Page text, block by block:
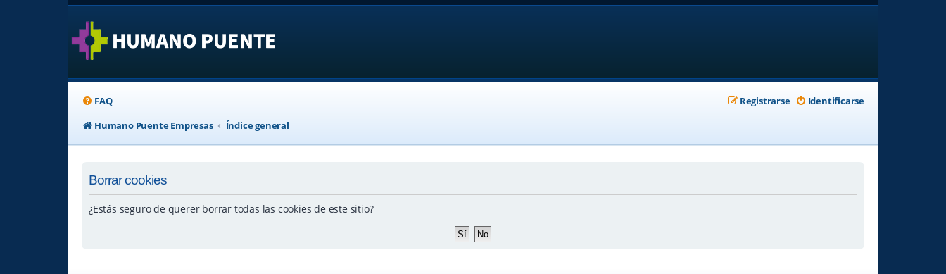
FAQ Identificarse
Registrarse
Humano Puente Empresas
Índice general
Borrar cookies
¿Estás seguro de querer borrar todas las cookies de este sitio?